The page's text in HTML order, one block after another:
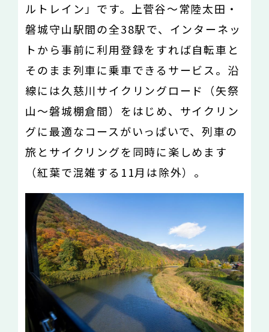
ルトレイン」です。上菅谷〜常陸太田・
磐城守山駅間の全38駅で、インターネッ
トから事前に利用登録をすれば自転車と
そのまま列車に乗車できるサービス。沿
線には久慈川サイクリングロード（矢祭
山〜磐城棚倉間）をはじめ、サイクリン
グに最適なコースがいっぱいで、列車の
旅とサイクリングを同時に楽しめます
（紅葉で混雑する11月は除外）。